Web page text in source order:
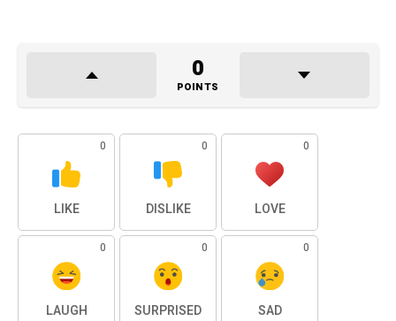
0
POINTS
0
LIKE
0
DISLIKE
0
LOVE
0
LAUGH
0
SURPRISED
0
SAD